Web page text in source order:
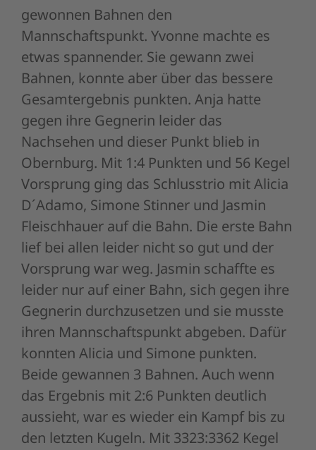
gewonnen Bahnen den
Mannschaftspunkt. Yvonne machte es
etwas spannender. Sie gewann zwei
Bahnen, konnte aber über das bessere
Gesamtergebnis punkten. Anja hatte
gegen ihre Gegnerin leider das
Nachsehen und dieser Punkt blieb in
Obernburg. Mit 1:4 Punkten und 56 Kegel
Vorsprung ging das Schlusstrio mit Alicia
D´Adamo, Simone Stinner und Jasmin
Fleischhauer auf die Bahn. Die erste Bahn
lief bei allen leider nicht so gut und der
Vorsprung war weg. Jasmin schaffte es
leider nur auf einer Bahn, sich gegen ihre
Gegnerin durchzusetzen und sie musste
ihren Mannschaftspunkt abgeben. Dafür
konnten Alicia und Simone punkten.
Beide gewannen 3 Bahnen. Auch wenn
das Ergebnis mit 2:6 Punkten deutlich
aussieht, war es wieder ein Kampf bis zu
den letzten Kugeln. Mit 3323:3362 Kegel